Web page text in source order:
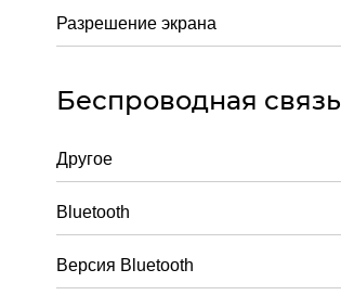
Разрешение экрана
Беспроводная связь
Другое
Bluetooth
Версия Bluetooth